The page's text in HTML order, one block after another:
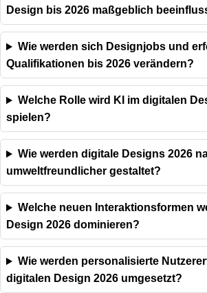
Design bis 2026 maßgeblich
Wie werden sich Designjobs und
Qualifikationen bis 2026 verändern?
Welche Rolle wird KI im digitalen
spielen?
Wie werden digitale Designs 2026
umweltfreundlicher gestaltet?
Welche neuen Interaktionsformen
Design 2026 dominieren?
Wie werden personalisierte
digitalen Design 2026 umgesetzt?